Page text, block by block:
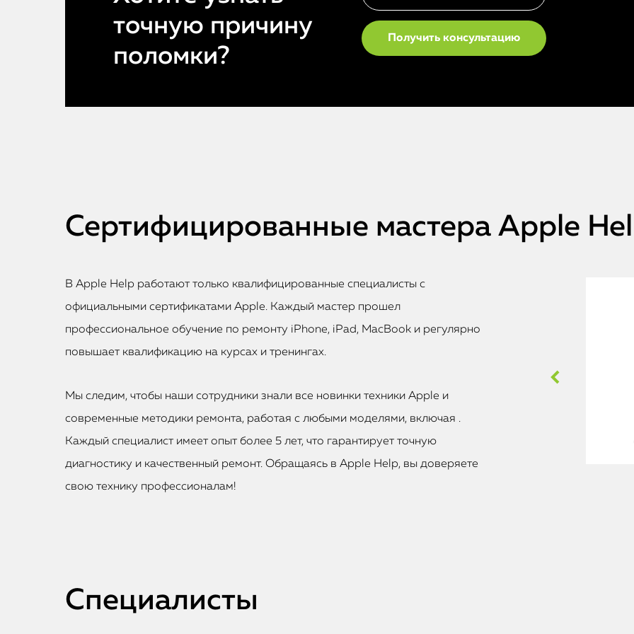
точную причину
поломки?
Сертифицированные мастера Apple
В Apple Help работают только квалифицированные специалисты с
официальными сертификатами Apple. Каждый мастер прошел
профессиональное обучение по ремонту iPhone, iPad, MacBook и регулярно
повышает квалификацию на курсах и тренингах.
Мы следим, чтобы наши сотрудники знали все новинки техники Apple и
современные методики ремонта, работая с любыми моделями, включая .
Каждый специалист имеет опыт более 5 лет, что гарантирует точную
диагностику и качественный ремонт. Обращаясь в Apple Help, вы доверяете
свою технику профессионалам!
Специалисты